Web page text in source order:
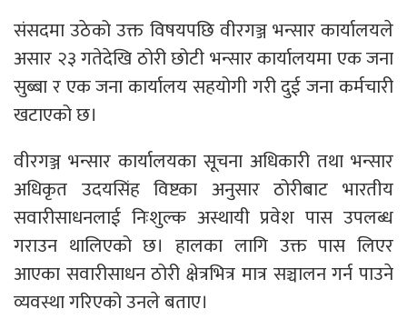
संसदमा उठेको उक्त विषयपछि वीरगञ्ज भन्सार कार्यालयले
असार २३ गतेदेखि ठोरी छोटी भन्सार कार्यालयमा एक जना
सुब्बा र एक जना कार्यालय सहयोगी गरी दुई जना कर्मचारी
खटाएको छ।
वीरगञ्ज भन्सार कार्यालयका सूचना अधिकारी तथा भन्सार
अधिकृत उदयसिंह विष्टका अनुसार ठोरीबाट भारतीय
सवारीसाधनलाई निःशुल्क अस्थायी प्रवेश पास उपलब्ध
गराउन थालिएको छ। हालका लागि उक्त पास लिएर
आएका सवारीसाधन ठोरी क्षेत्रभित्र मात्र सञ्चालन गर्न पाउने
व्यवस्था गरिएको उनले बताए।